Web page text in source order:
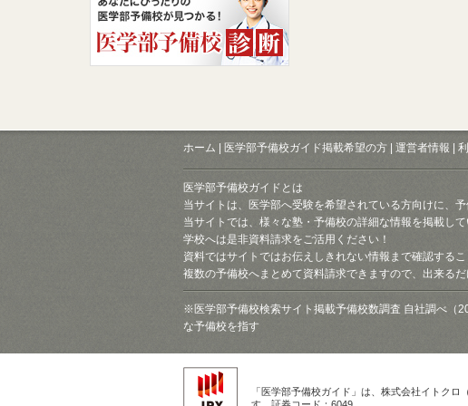
ホーム 医学部予備校ガイド掲載希望の方 運営者情報
医学部予備校ガイドとは
当サイトは、医学部へ受験を希望されている方向けに、
当サイトでは、様々な塾・予備校の詳細な情報を掲載し
学校へは是非資料請求をご活用ください！
資料ではサイトではお伝えしきれない情報まで確認する
複数の予備校へまとめて資料請求できますので、出来る
※医学部予備校検索サイト掲載予備校数調査 自社調べ（
な予備校を指す
「医学部予備校ガイド」は、株式会社イトクロ
す。証券コード：6049